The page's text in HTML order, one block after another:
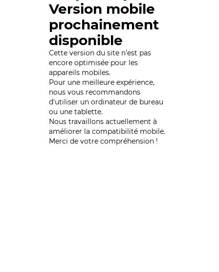
Version mobile
prochainement
disponible
Cette version du site n’est pas
encore optimisée pour les
appareils mobiles.
Pour une meilleure expérience,
nous vous recommandons
d'utiliser un ordinateur de bureau
ou une tablette.
Nous travaillons actuellement à
améliorer la compatibilité mobile.
Merci de votre compréhension !